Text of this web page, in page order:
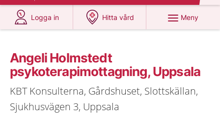
Logga in
på 1177.se
Hitta vård
på 1177.se
Meny
Angeli Holmstedt
psykoterapimottagning, Uppsala
KBT Konsulterna, Gårdshuset, Slottskällan,
Sjukhusvägen 3, Uppsala